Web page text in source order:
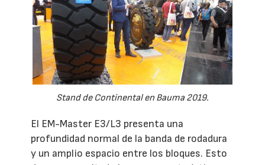
Stand de Continental en Bauma 2019.
El EM-Master E3/L3 presenta una
profundidad normal de la banda de rodadura
y un amplio espacio entre los bloques. Esto